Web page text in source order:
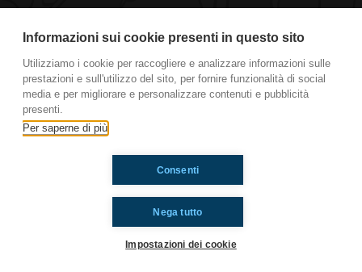
San Giovanni in Persiceto, beh, ascoltateci pure!
nemmeno i nostri famosi duelli!
Ti è piaciuto? Condividilo!
Informazioni sui cookie presenti in questo sito
Utilizziamo i cookie per raccogliere e analizzare informazioni sulle
prestazioni e sull'utilizzo del sito, per fornire funzionalità di social
media e per migliorare e personalizzare contenuti e pubblicità
presenti.
Per saperne di più
Nega tutto
Consenti
Impostazioni dei cookie